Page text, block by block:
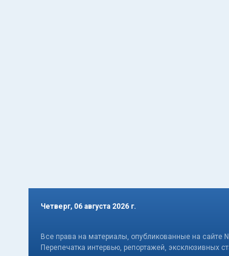
Четверг, 06 августа 2026 г.
Все права на материалы, опубликованные на сайте
Перепечатка интервью, репортажей, эксклюзивных